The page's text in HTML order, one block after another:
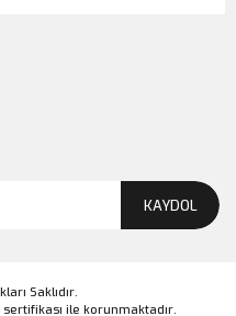
KAYDOL
Saklıdır.
ile korunmaktadır.